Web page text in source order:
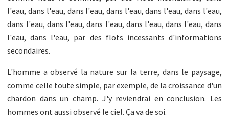
l'eau, dans l'eau, dans l'eau, dans l'eau, dans l'eau, dans l'eau,
dans l'eau, dans l'eau, dans l'eau, dans l'eau, dans l'eau, dans
l'eau, dans l'eau, par des flots incessants d'informations
secondaires.
L'homme a observé la nature sur la terre, dans le paysage,
comme celle toute simple, par exemple, de la croissance d'un
chardon dans un champ. J'y reviendrai en conclusion. Les
hommes ont aussi observé le ciel. Ça va de soi.